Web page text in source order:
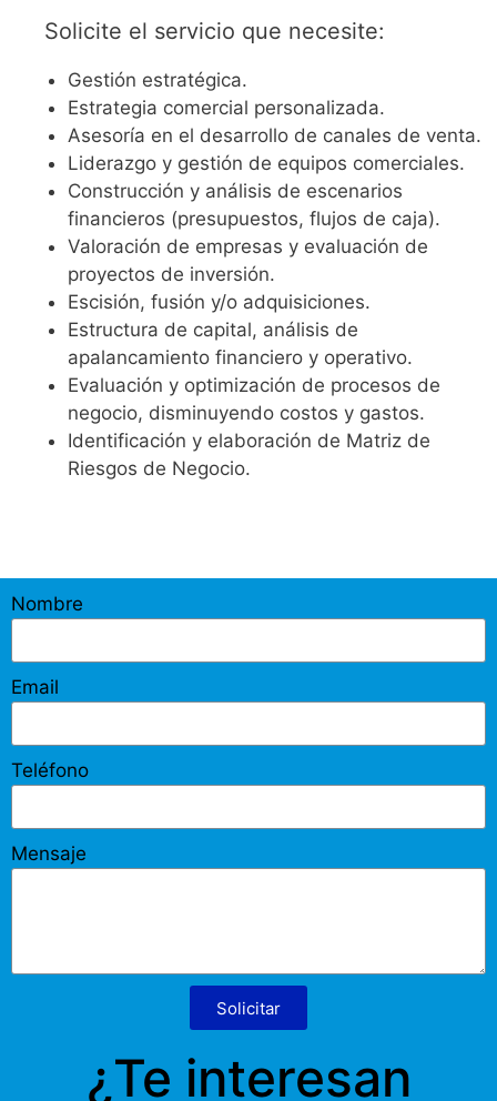
Solicite el servicio que necesite:
Gestión estratégica.
Estrategia comercial personalizada.
Asesoría en el desarrollo de canales de venta.
Liderazgo y gestión de equipos comerciales.
Construcción y análisis de escenarios
financieros (presupuestos, flujos de caja).
Valoración de empresas y evaluación de
proyectos de inversión.
Escisión, fusión y/o adquisiciones.
Estructura de capital, análisis de
apalancamiento financiero y operativo.
Evaluación y optimización de procesos de
negocio, disminuyendo costos y gastos.
Identificación y elaboración de Matriz de
Riesgos de Negocio.
Nombre
Email
Teléfono
Mensaje
Solicitar
¿Te interesan